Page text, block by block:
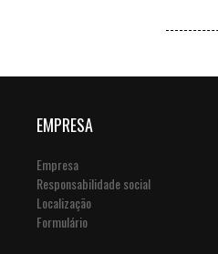
EMPRESA
Empresa
Responsabilidade social
Localização
Formulário